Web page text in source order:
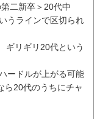
二新卒＞20代中
うラインで区切られ
ギリギリ20代という
ードルが上がる可能
ら20代のうちにチャ